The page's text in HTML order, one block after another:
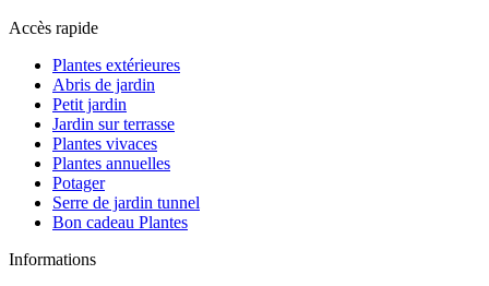
Accès rapide
Plantes extérieures
Abris de jardin
Petit jardin
Jardin sur terrasse
Plantes vivaces
Plantes annuelles
Potager
Serre de jardin tunnel
Bon cadeau Plantes
Informations